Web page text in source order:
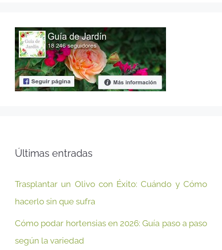
Últimas entradas
Trasplantar un Olivo con Éxito: Cuándo y Cómo
hacerlo sin que sufra
Cómo podar hortensias en 2026: Guía paso a paso
según la variedad